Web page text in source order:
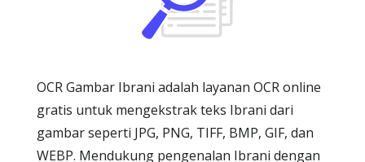
OCR Gambar Ibrani adalah layanan OCR online
gratis untuk mengekstrak teks Ibrani dari
gambar seperti JPG, PNG, TIFF, BMP, GIF, dan
WEBP. Mendukung pengenalan Ibrani dengan